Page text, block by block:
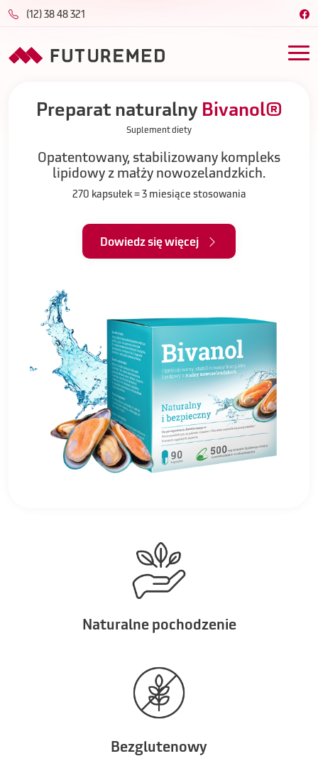
(12) 38 48 321
Preparat naturalnyBivanol®
Suplement diety
Opatentowany, stabilizowany kompleks
lipidowy z małży nowozelandzkich.
270 kapsułek = 3 miesiące stosowania
Dowiedz się więcej
Naturalne pochodzenie
Bezglutenowy